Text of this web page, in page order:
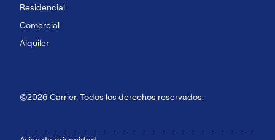
Residencial
Comercial
Alquiler
©2026 Carrier. Todos los derechos reservados.